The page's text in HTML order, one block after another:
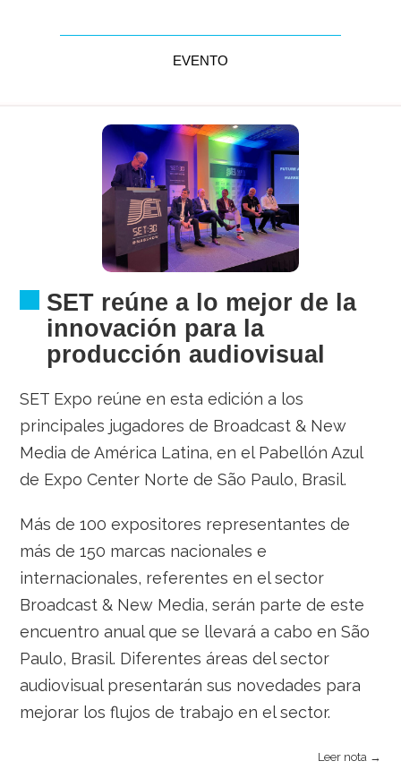
EVENTO
SET reúne a lo mejor de la
innovación para la
producción audiovisual
SET Expo reúne en esta edición a los
principales jugadores de Broadcast & New
Media de América Latina, en el Pabellón Azul
de Expo Center Norte de São Paulo, Brasil.
Más de 100 expositores representantes de
más de 150 marcas nacionales e
internacionales, referentes en el sector
Broadcast & New Media, serán parte de este
encuentro anual que se llevará a cabo en São
Paulo, Brasil. Diferentes áreas del sector
audiovisual presentarán sus novedades para
mejorar los flujos de trabajo en el sector.
Leer nota →